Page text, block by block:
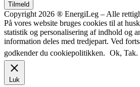
Tilmeld
Copyright 2026 ® EnergiLeg – Alle
På vores website bruges cookies til at
statistik og personalisering af indhold og
information deles med tredjepart. Ved
godkender du cookiepolitikken. Ok, Tak.
Luk